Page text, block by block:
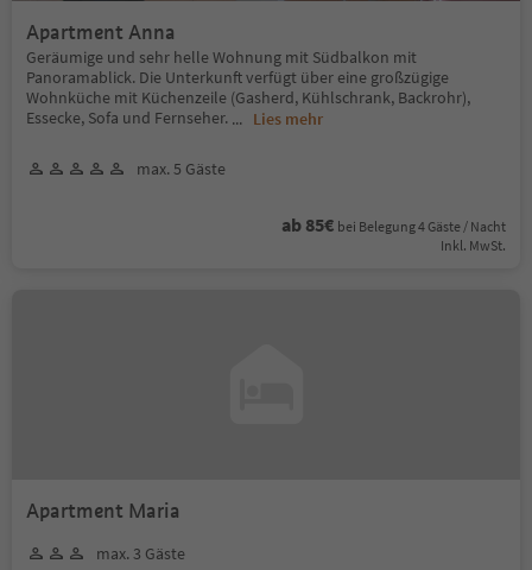
Apartment Anna
Geräumige und sehr helle Wohnung mit Südbalkon mit
Panoramablick. Die Unterkunft verfügt über eine großzügige
Wohnküche mit Küchenzeile (Gasherd, Kühlschrank, Backrohr),
Essecke, Sofa und Fernseher. ... Lies mehr
max. 5 Gäste
ab 85€ bei Belegung 4 Gäste / Nacht
Inkl. MwSt.
Apartment Maria
max. 3 Gäste